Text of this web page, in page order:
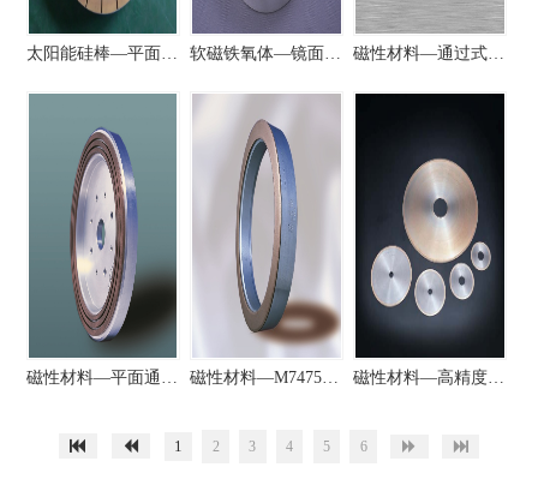
太阳能硅棒—平面磨砂轮 软磁铁氧体—镜面抛光砂轮
磁性材料—M7475铣磨砂轮
1 2 3 4 5 6